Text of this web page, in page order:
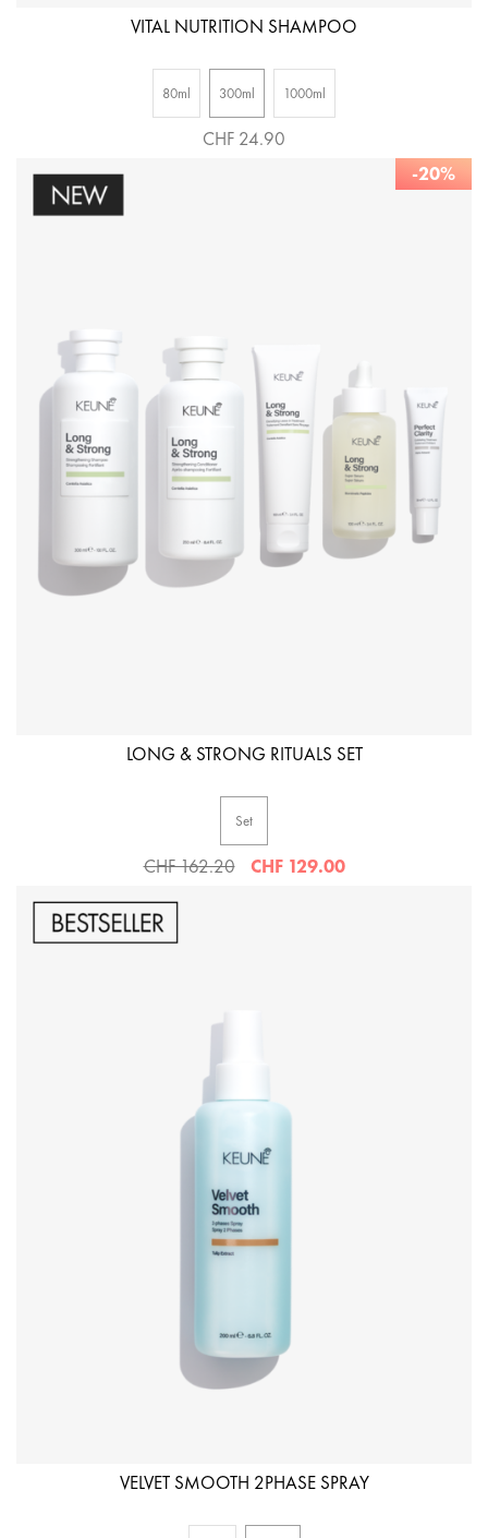
VITAL NUTRITION SHAMPOO
80ml 300ml 1000ml
CHF 24.90
-20%
LONG & STRONG RITUALS SET
Set
CHF 162.20 CHF 129.00
VELVET SMOOTH 2PHASE SPRAY